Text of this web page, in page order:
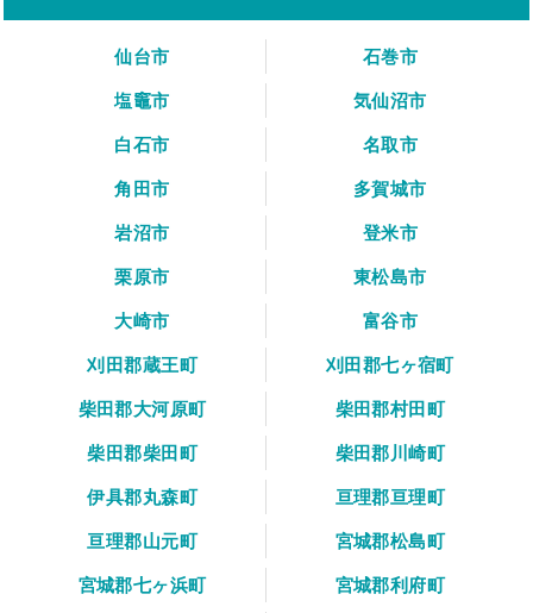
仙台市
石巻市
塩竈市
気仙沼市
白石市
名取市
角田市
多賀城市
岩沼市
登米市
栗原市
東松島市
大崎市
富谷市
刈田郡蔵王町
刈田郡七ヶ宿町
柴田郡大河原町
柴田郡村田町
柴田郡柴田町
柴田郡川崎町
伊具郡丸森町
亘理郡亘理町
亘理郡山元町
宮城郡松島町
宮城郡七ヶ浜町
宮城郡利府町